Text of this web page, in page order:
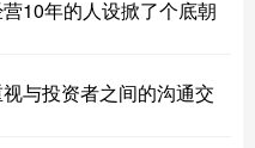
10年的人设掀了个底朝
与投资者之间的沟通交